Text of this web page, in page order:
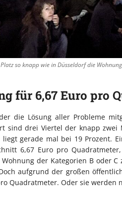
so knapp wie in Düsseldorf die
für 6,67 Euro pro
die Lösung aller Probleme
sind drei Viertel der knapp
gerade mal bei 19 Prozent.
6,67 Euro pro
der Kategorien B oder
aufgrund der großen
Quadratmeter. Oder sie werden